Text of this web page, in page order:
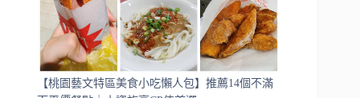
【桃園藝文特區美食小吃懶人包】推薦14個不滿